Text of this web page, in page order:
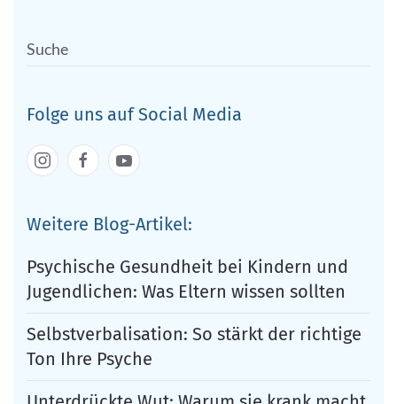
Folge uns auf Social Media
Weitere Blog-Artikel:
Psychische Gesundheit bei Kindern und
Jugendlichen: Was Eltern wissen sollten
Selbstverbalisation: So stärkt der richtige
Ton Ihre Psyche